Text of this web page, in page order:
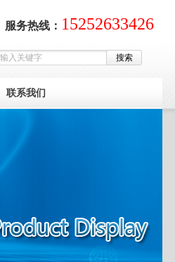
服务热线： 15252633426
联系我们